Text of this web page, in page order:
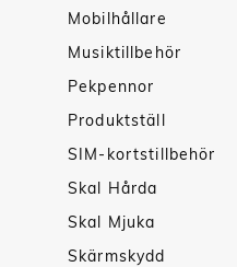
Mobilhållare
Musiktillbehör
Pekpennor
Produktställ
SIM-kortstillbehör
Skal Hårda
Skal Mjuka
Skärmskydd